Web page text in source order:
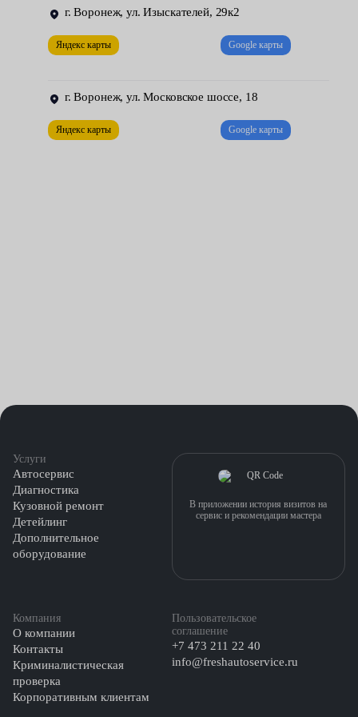
коробка извлекается;
устанавливается новая МКПП.
включаться без хруста и лишнего шума, легко и плавно. Также
драйв. Они тестируют работу нового агрегата на ходу —
г. Воронеж, ул. Изыскателей, 29к2
Яндекс карты Google карты
г. Воронеж, ул. Московское шоссе, 18
Яндекс карты Google карты
Услуги
Автосервис
Диагностика
Кузовной ремонт
Детейлинг
Дополнительное
оборудование
Компания
О компании
Контакты
Криминалистическая
проверка
Корпоративным клиентам
Пользовательское
соглашение
+7 473 211 22 40
info@freshautoservice.ru
В приложении история визитов на
сервис и рекомендации мастера